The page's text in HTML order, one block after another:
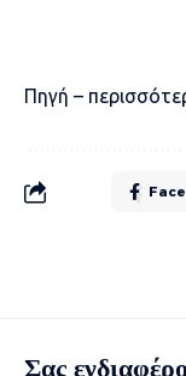
Πηγή –
Σας